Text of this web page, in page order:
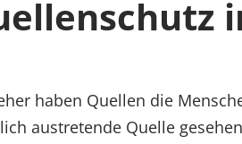
haben Quellen die
austretende Quelle